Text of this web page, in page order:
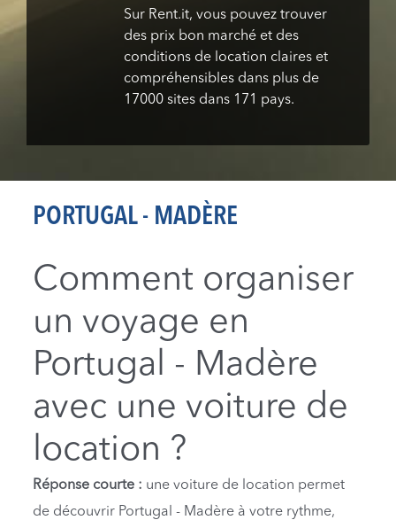
Sur Rent.it, vous pouvez trouver
des prix bon marché et des
conditions de location claires et
compréhensibles dans plus de
17000 sites dans 171 pays.
PORTUGAL - MADÈRE
Comment organiser
un voyage en
Portugal - Madère
avec une voiture de
location ?
Réponse courte : une voiture de location permet
de découvrir Portugal - Madère à votre rythme,